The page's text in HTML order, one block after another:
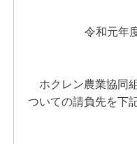
令和元年
ホクレン農業協同
ついての請負先を下